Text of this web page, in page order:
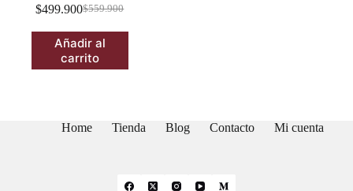
$559.900
El
precio
original
era:
$559.900.
$499.900El
precio
actual
es:
$499.900.
Añadir al
carrito
Home Tienda Blog Contacto Mi cuenta